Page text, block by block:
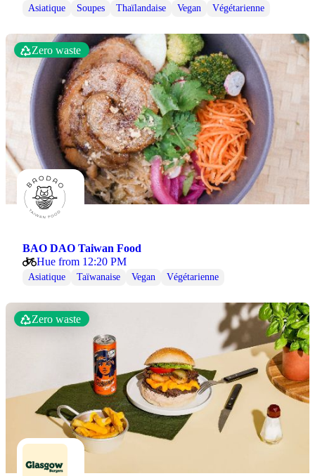
Asiatique Soupes Thaïlandaise Vegan Végétarienne
Zero waste
BAO DAO Taiwan Food
Hue from 12:20 PM
Asiatique Taïwanaise Vegan Végétarienne
Zero waste